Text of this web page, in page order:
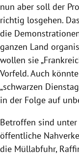
nun aber soll der
richtig losgehen.
die
ganzen Land
wollen sie
Vorfeld. Auch
„schwarzen
in der Folge auf
Betroffen sind
öffentliche
die Müllabfuhr,